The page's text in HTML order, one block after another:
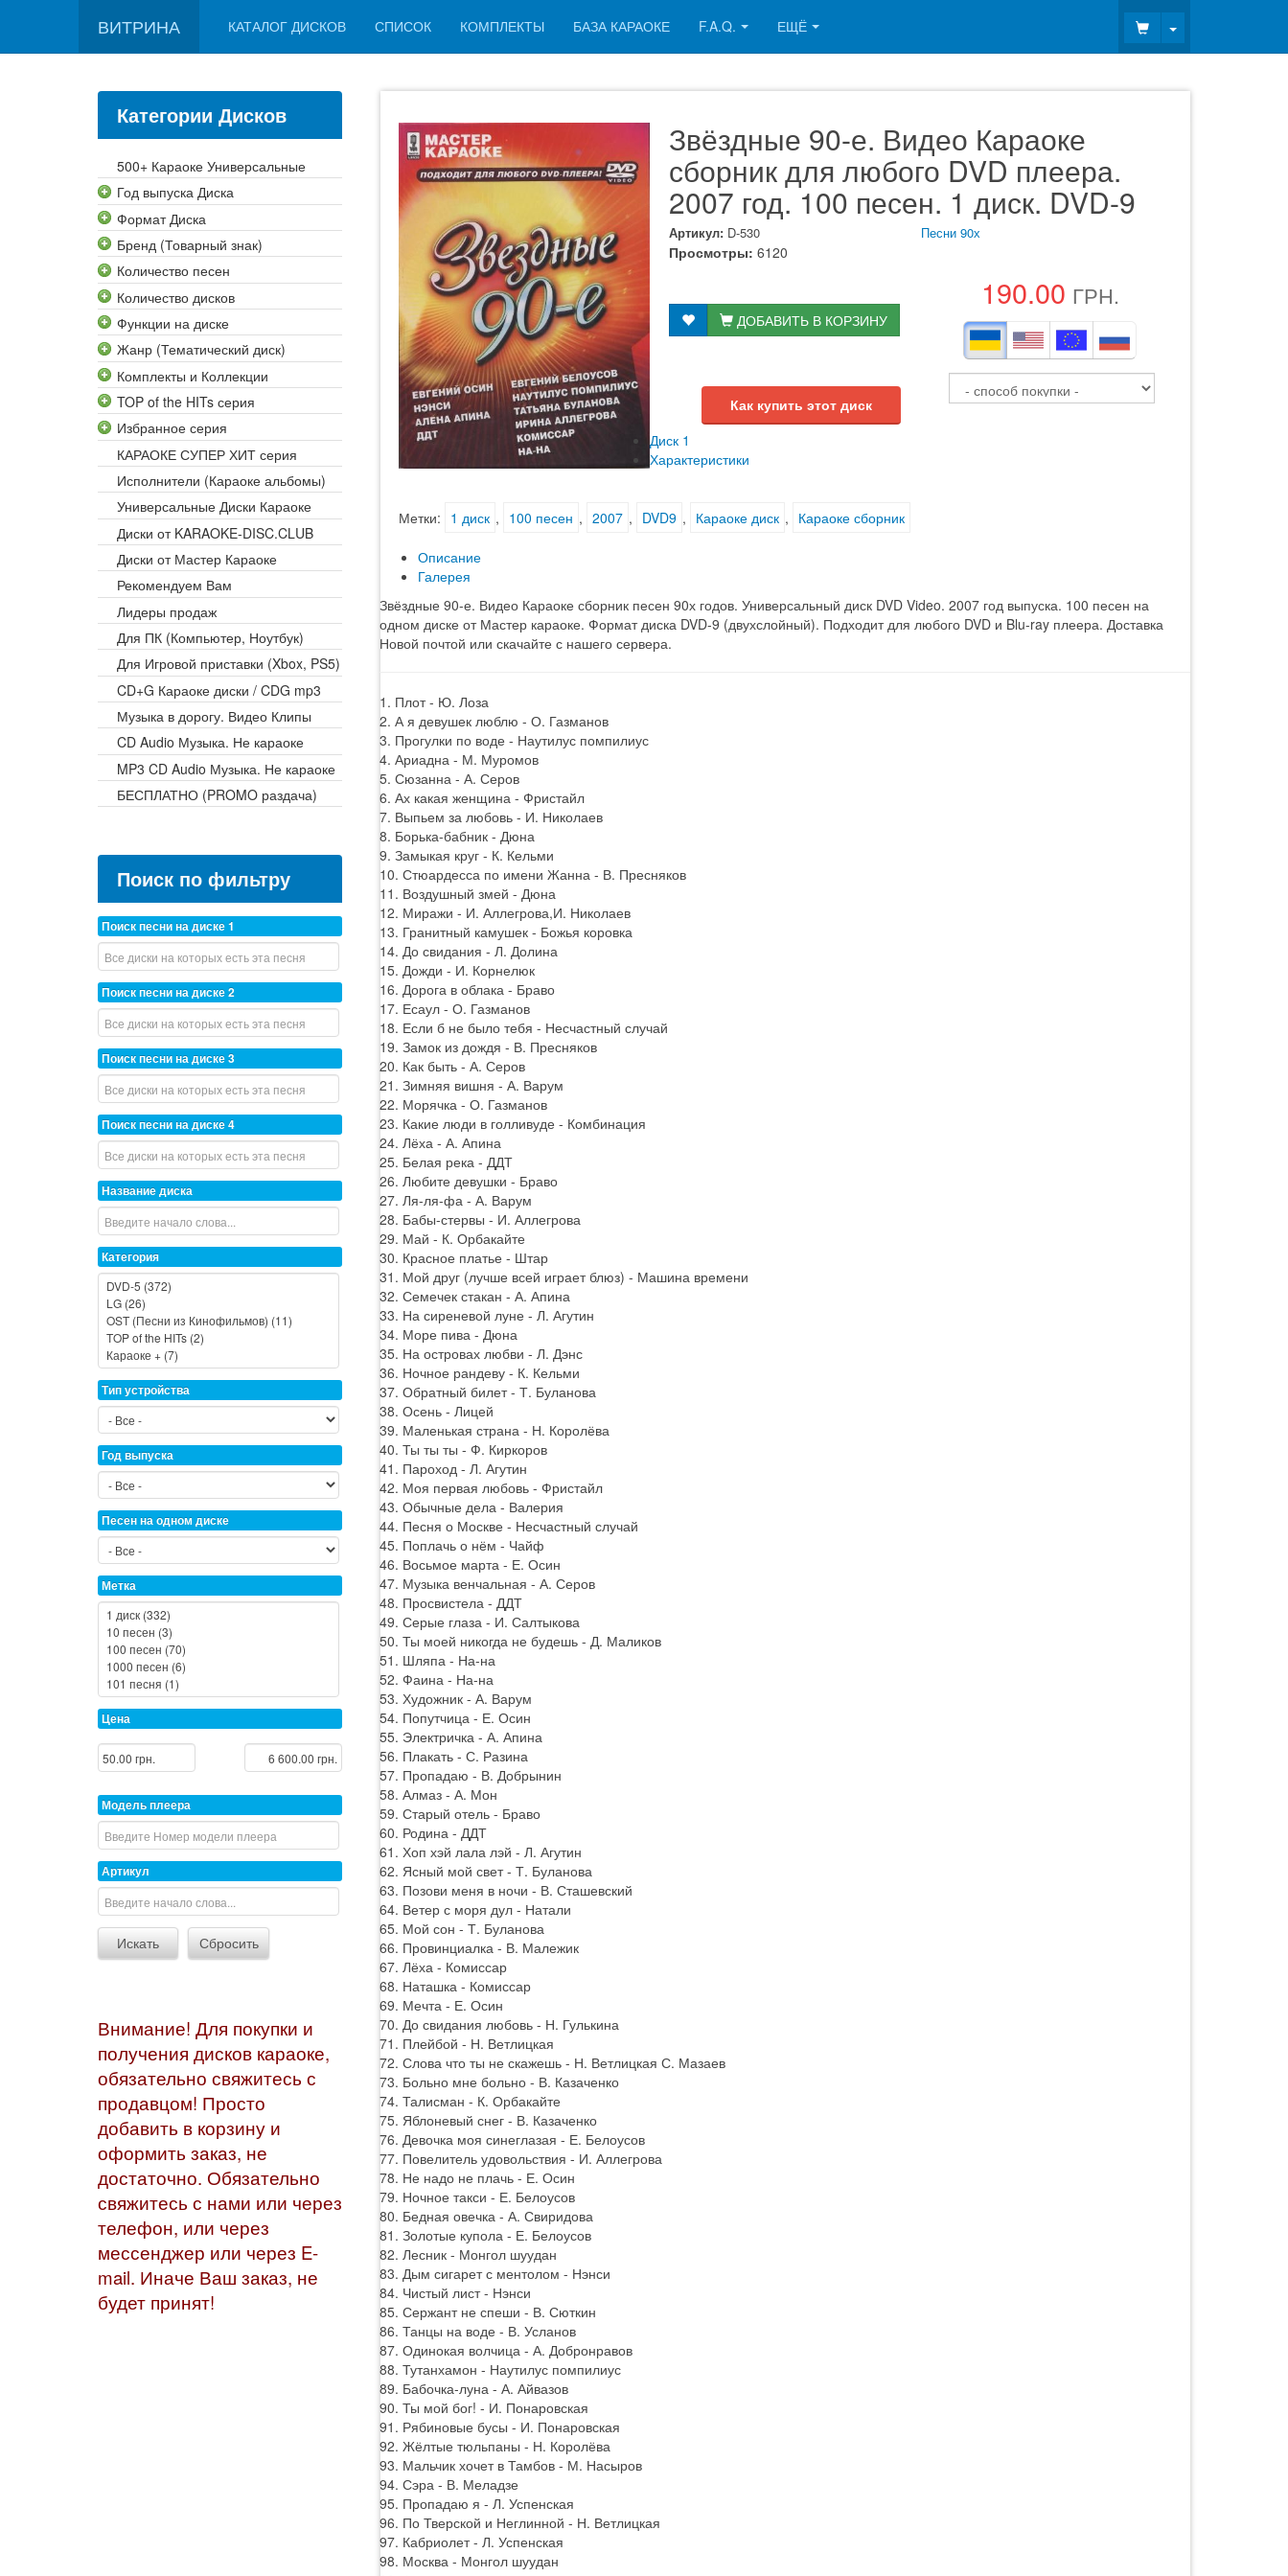
ВИТРИНА КАТАЛОГ ДИСКОВ СПИСОК КОМПЛЕКТЫ БАЗА КАРАОКЕ F.A.Q. ЕЩЁ Toggle Dropdown
Звёздные 90-е. Видео Караоке
сборник для любого DVD плеера.
2007 год. 100 песен. 1 диск. DVD-9
Артикул: D-530 Песни 90х
Просмотры: 6120
ДОБАВИТЬ В КОРЗИНУ
Как купить этот диск
190.00 ГРН.
Метки: 1 диск , 100 песен , 2007 , DVD9 , Караоке диск , Караоке сборник
Диск 1
Характеристики
Описание
Галерея
Звёздные 90-е. Видео Караоке сборник песен 90х годов. Универсальный диск DVD Video. 2007 год выпуска. 100 песен на
одном диске от Мастер караоке. Формат диска DVD-9 (двухслойный). Подходит для любого DVD и Blu-ray плеера. Доставка
Новой почтой или скачайте с нашего сервера.
1. Плот - Ю. Лоза
2. А я девушек люблю - О. Газманов
3. Прогулки по воде - Наутилус помпилиус
4. Ариадна - М. Муромов
5. Сюзанна - А. Серов
6. Ах какая женщина - Фристайл
7. Выпьем за любовь - И. Николаев
8. Борька-бабник - Дюна
9. Замыкая круг - К. Кельми
10. Стюардесса по имени Жанна - В. Пресняков
11. Воздушный змей - Дюна
12. Миражи - И. Аллегрова,И. Николаев
13. Гранитный камушек - Божья коровка
14. До свидания - Л. Долина
15. Дожди - И. Корнелюк
16. Дорога в облака - Браво
17. Есаул - О. Газманов
18. Если б не было тебя - Несчастный случай
19. Замок из дождя - В. Пресняков
20. Как быть - А. Серов
21. Зимняя вишня - А. Варум
22. Морячка - О. Газманов
23. Какие люди в голливуде - Комбинация
24. Лёха - А. Апина
25. Белая река - ДДТ
26. Любите девушки - Браво
27. Ля-ля-фа - А. Варум
28. Бабы-стервы - И. Аллегрова
29. Май - К. Орбакайте
30. Красное платье - Штар
31. Мой друг (лучше всей играет блюз) - Машина времени
32. Семечек стакан - А. Апина
33. На сиреневой луне - Л. Агутин
34. Море пива - Дюна
35. На островах любви - Л. Дэнс
36. Ночное рандеву - К. Кельми
37. Обратный билет - Т. Буланова
38. Осень - Лицей
39. Маленькая страна - Н. Королёва
40. Ты ты ты - Ф. Киркоров
41. Пароход - Л. Агутин
42. Моя первая любовь - Фристайл
43. Обычные дела - Валерия
44. Песня о Москве - Несчастный случай
45. Поплачь о нём - Чайф
46. Восьмое марта - Е. Осин
47. Музыка венчальная - А. Серов
48. Просвистела - ДДТ
49. Серые глаза - И. Салтыкова
50. Ты моей никогда не будешь - Д. Маликов
51. Шляпа - На-на
52. Фаина - На-на
53. Художник - А. Варум
54. Попутчица - Е. Осин
55. Электричка - А. Апина
56. Плакать - С. Разина
57. Пропадаю - В. Добрынин
58. Алмаз - А. Мон
59. Старый отель - Браво
60. Родина - ДДТ
61. Хоп хэй лала лэй - Л. Агутин
62. Ясный мой свет - Т. Буланова
63. Позови меня в ночи - В. Сташевский
64. Ветер с моря дул - Натали
65. Мой сон - Т. Буланова
66. Провинциалка - В. Малежик
67. Лёха - Комиссар
68. Наташка - Комиссар
69. Мечта - Е. Осин
70. До свидания любовь - Н. Гулькина
71. Плейбой - Н. Ветлицкая
72. Слова что ты не скажешь - Н. Ветлицкая С. Мазаев
73. Больно мне больно - В. Казаченко
74. Талисман - К. Орбакайте
75. Яблоневый снег - В. Казаченко
76. Девочка моя синеглазая - Е. Белоусов
77. Повелитель удовольствия - И. Аллегрова
78. Не надо не плачь - Е. Осин
79. Ночное такси - Е. Белоусов
80. Бедная овечка - А. Свиридова
81. Золотые купола - Е. Белоусов
82. Лесник - Монгол шуудан
83. Дым сигарет с ментолом - Нэнси
84. Чистый лист - Нэнси
85. Сержант не спеши - В. Сюткин
86. Танцы на воде - В. Усланов
87. Одинокая волчица - А. Добронравов
88. Тутанхамон - Наутилус помпилиус
89. Бабочка-луна - А. Айвазов
90. Ты мой бог! - И. Понаровская
91. Рябиновые бусы - И. Понаровская
92. Жёлтые тюльпаны - Н. Королёва
93. Мальчик хочет в Тамбов - М. Насыров
94. Сэра - В. Меладзе
95. Пропадаю я - Л. Успенская
96. По Тверской и Неглинной - Н. Ветлицкая
97. Кабриолет - Л. Успенская
98. Москва - Монгол шуудан
Категории Дисков
500+ Караоке Универсальные
Год выпуска Диска
Формат Диска
Бренд (Товарный знак)
Количество песен
Количество дисков
Функции на диске
Жанр (Тематический диск)
Комплекты и Коллекции
TOP of the HITs серия
Избранное серия
КАРАОКЕ СУПЕР ХИТ серия
Исполнители (Караоке альбомы)
Универсальные Диски Караоке
Диски от KARAOKE-DISC.CLUB
Диски от Мастер Караоке
Рекомендуем Вам
Лидеры продаж
Для ПК (Компьютер, Ноутбук)
Для Игровой приставки (Xbox, PS5)
CD+G Караоке диски / CDG mp3
Музыка в дорогу. Видео Клипы
CD Audio Музыка. Не караоке
MP3 CD Audio Музыка. Не караоке
БЕСПЛАТНО (PROMO раздача)
Поиск по фильтру
Поиск песни на диске 1
Поиск песни на диске 2
Поиск песни на диске 3
Поиск песни на диске 4
Название диска
Категория
Тип устройства
Год выпуска
Песен на одном диске
Метка
Цена
Модель плеера
Артикул
Внимание! Для покупки и
получения дисков караоке,
обязательно свяжитесь с
продавцом! Просто
добавить в корзину и
оформить заказ, не
достаточно. Обязательно
свяжитесь с нами или через
телефон, или через
мессенджер или через E-
mail. Иначе Ваш заказ, не
будет принят!